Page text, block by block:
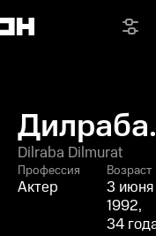
Дилраба
Дилмурат
Dilraba Dilmurat
Профессия
Актер
Возраст
3 июня
1992,
34